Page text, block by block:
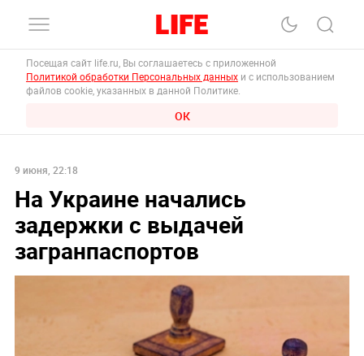
Посещая сайт life.ru, Вы соглашаетесь с приложенной
Политикой обработки Персональных данных и с использованием
файлов cookie, указанных в данной Политике.
ОК
9 июня, 22:18
На Украине начались
задержки с выдачей
загранпаспортов